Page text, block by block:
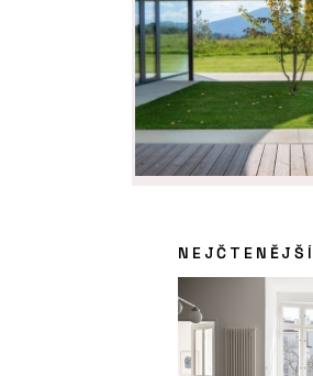
NEJČTENĚJŠÍ